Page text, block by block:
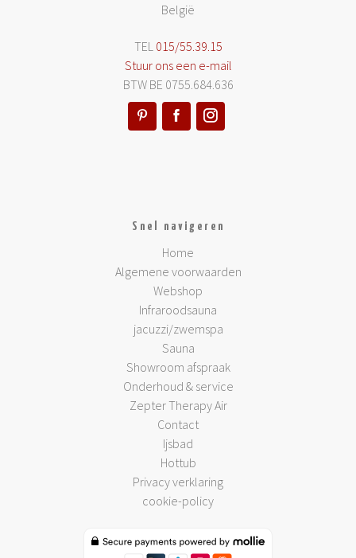
België
TEL 015/55.39.15
Stuur ons een e-mail
BTW BE 0755.684.636
Snel navigeren
Home
Algemene voorwaarden
Webshop
Infraroodsauna
jacuzzi/zwemspa
Sauna
Showroom afspraak
Onderhoud & service
Zepter Therapy Air
Contact
Ijsbad
Hottub
Privacy verklaring
cookie-policy